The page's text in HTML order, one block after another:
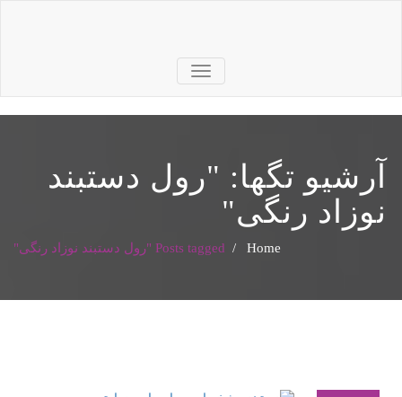
TOGGLE
NAVIGATION
آرشیو تگها: "رول دستبند
نوزاد رنگی"
Home
/ Posts tagged "رول دستبند نوزاد رنگی"